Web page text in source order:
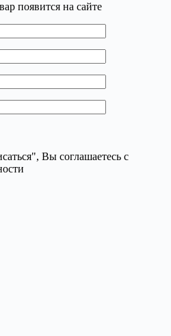
появится на сайте
Вы соглашаетесь с